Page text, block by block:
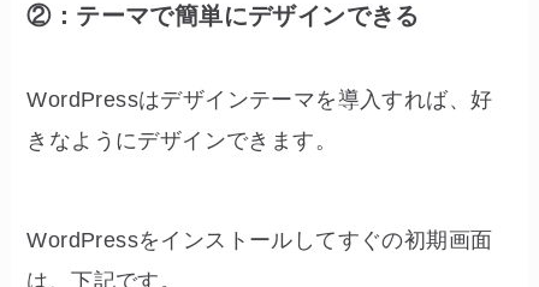
②：テーマで簡単にデザインできる
WordPressはデザインテーマを導入すれば、好
きなようにデザインできます。
WordPressをインストールしてすぐの初期画面
は、下記です。